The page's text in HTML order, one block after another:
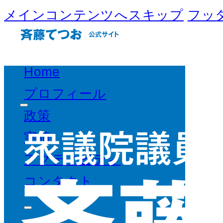
メインコンテンツへスキップ フッ
Home
プロフィール
政策
実績
アクティビティ
コンタクト